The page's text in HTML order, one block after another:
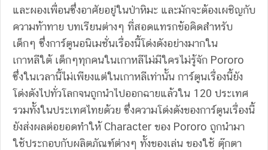
และผองเพื่อนซึ่งอาศัยอยู่ในป่าหิมะ และมักจะต้องเผชิญกับ
ความท้าทาย บทเรียนต่างๆ ที่สอดแทรกข้อคิดสำหรับ
เด็กๆ ซึ่งการ์ตูนอนิเมชั่นเรื่องนี้โด่งดังอย่างมากใน
เกาหลีใต้ เด็กๆทุกคนในเกาหลีไม่มีใครไม่รู้จัก Pororo
ซึ่งในเวลานี้ไม่เพียงแต่ในเกาหลีเท่านั้น การ์ตูนเรื่องนี้ยัง
โด่งดังไปทั่วโลกจนถูกนำไปออกฉายแล้วใน 120 ประเทศ
รวมทั้งในประเทศไทยด้วย ซึ่งความโด่งดังของการ์ตูนเรื่องนี้
ยังส่งผลต่อยอดทำให้ Character ของ Pororo ถูกนำมา
ใช้ประกอบกับผลิตภัณฑ์ต่างๆ ทั้งของเล่น ของใช้ ตุ๊กตา